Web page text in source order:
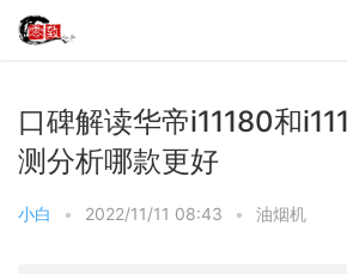
口碑解读华帝i11180和
测分析哪款更好
小白 • 2022/11/11 08:43 • 油烟机